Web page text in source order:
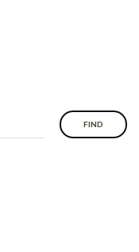
FIND